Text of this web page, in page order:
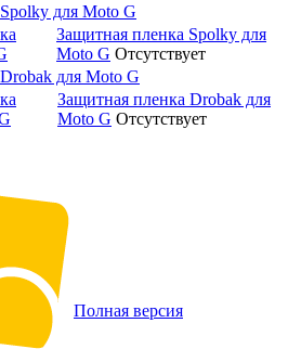
для Moto G
Защитная пленка Spolky для
Moto G Отсутствует
для Moto G
Защитная пленка Drobak для
Moto G Отсутствует
Полная версия